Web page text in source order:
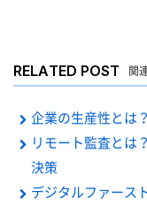
RELATED POST 関
企業の生産性とは
リモート監査とは
決策
デジタルファース